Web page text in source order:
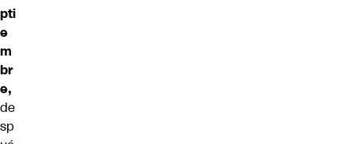
pti
e
m
br
e,
de
sp